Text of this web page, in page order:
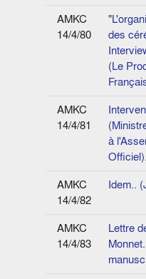
AMKC
14/4/80
des
(Le
AMKC
14/4/81
à
Officiel).
AMKC
14/4/82
Idem..
AMKC
14/4/83
Lettre